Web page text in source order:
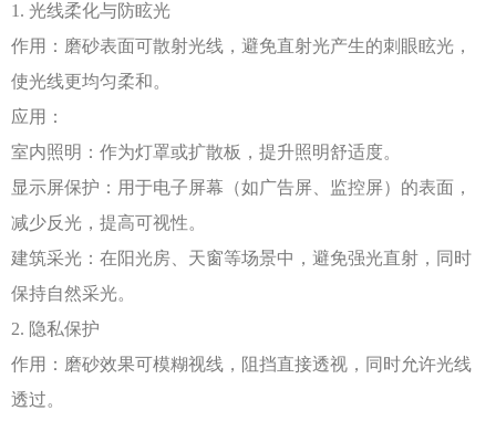
1. 光线柔化与防眩光
作用：磨砂表面可散射光线，避免直射光产生的刺眼眩光，
使光线更均匀柔和。
应用：
室内照明：作为灯罩或扩散板，提升照明舒适度。
显示屏保护：用于电子屏幕（如广告屏、监控屏）的表面，
减少反光，提高可视性。
建筑采光：在阳光房、天窗等场景中，避免强光直射，同时
保持自然采光。
2. 隐私保护
作用：磨砂效果可模糊视线，阻挡直接透视，同时允许光线
透过。